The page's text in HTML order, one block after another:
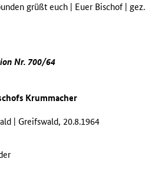
grüßt euch | Euer Bischof | gez.
Nr. 700/64
Krummacher
| Greifswald, 20.8.1964